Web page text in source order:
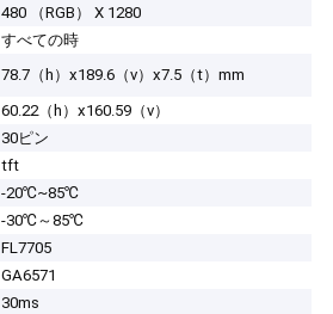
480 （RGB） X 1280
すべての時
78.7（h）x189.6（v）x7.5（t）mm
60.22（h）x160.59（v）
30ピン
tft
-20℃~85℃
-30℃～85℃
FL7705
GA6571
30ms